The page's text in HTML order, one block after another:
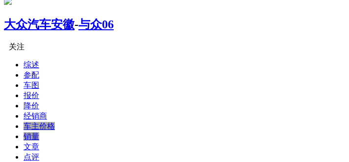
大众汽车安徽-与众06
关注
综述
参配
车图
报价
降价
经销商
车主价格
销量
文章
点评